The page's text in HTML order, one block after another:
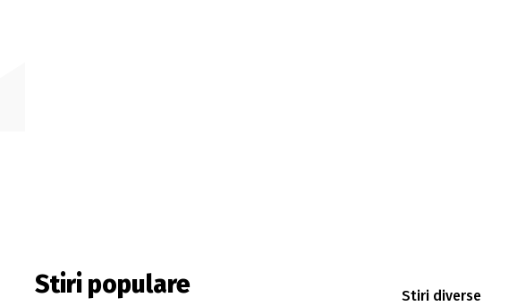
Stiri populare Stiri diverse